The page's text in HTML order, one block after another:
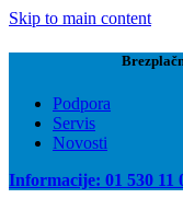
Skip to main content
Podpora
Servis
Novosti
Informacije: 01 530 11